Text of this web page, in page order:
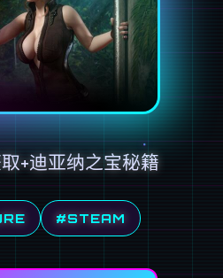
+迪亚纳之宝秘籍
#STEAM